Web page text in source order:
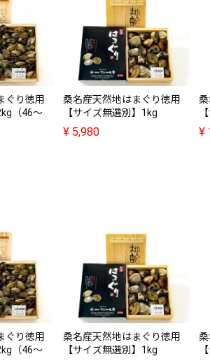
ぐり徳用
（46～
桑名産天然地はまぐり徳用
【サイズ無選別】1kg
¥ 5,980 ¥
ぐり徳用
（46～
桑名産天然地はまぐり徳用
【サイズ無選別】1kg